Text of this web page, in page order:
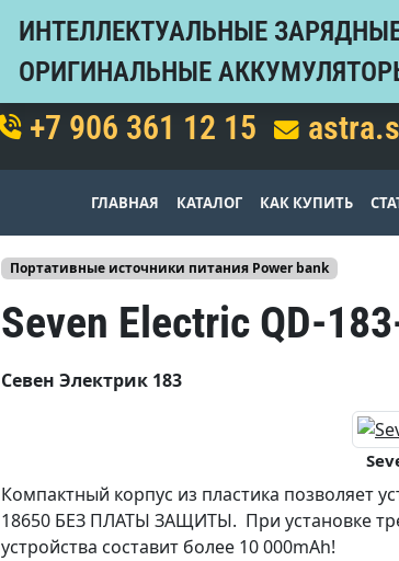
ИНТЕЛЛЕКТУАЛЬНЫЕ
ОРИГИНАЛЬНЫЕ
+7 906 361 12 15
ГЛАВНАЯ КАТАЛОГ КАК КУПИТЬ
Портативные источники питания Power bank
Seven Electric QD-
Севен Электрик 183
Компактный корпус из пластика позволяет
18650 БЕЗ ПЛАТЫ ЗАЩИТЫ. При установке
устройства составит более 10 000mAh!